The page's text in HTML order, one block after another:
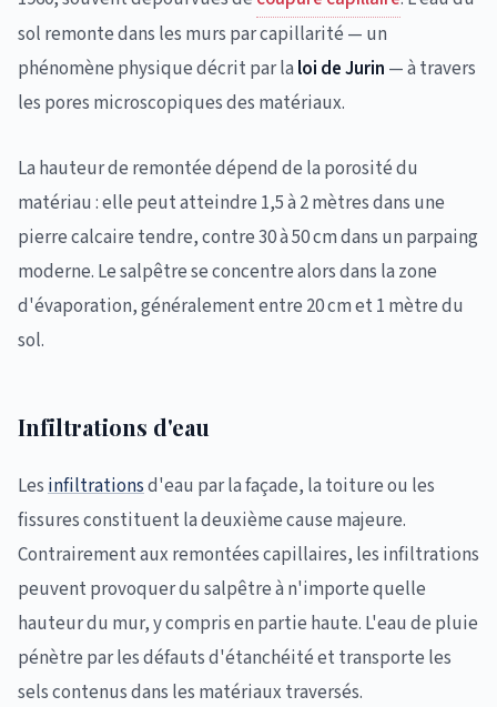
sol remonte dans les murs par capillarité — un
phénomène physique décrit par la loi de Jurin — à travers
les pores microscopiques des matériaux.
La hauteur de remontée dépend de la porosité du
matériau : elle peut atteindre 1,5 à 2 mètres dans une
pierre calcaire tendre, contre 30 à 50 cm dans un parpaing
moderne. Le salpêtre se concentre alors dans la zone
d'évaporation, généralement entre 20 cm et 1 mètre du
sol.
Infiltrations d'eau
Les infiltrationsd'eau par la façade, la toiture ou les
fissures constituent la deuxième cause majeure.
Contrairement aux remontées capillaires, les infiltrations
peuvent provoquer du salpêtre à n'importe quelle
hauteur du mur, y compris en partie haute. L'eau de pluie
pénètre par les défauts d'étanchéité et transporte les
sels contenus dans les matériaux traversés.